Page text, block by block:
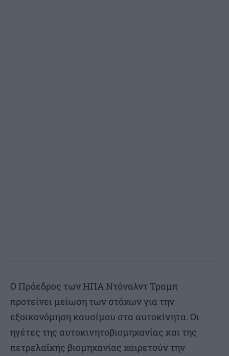
Ο Πρόεδρος των ΗΠΑ Ντόναλντ Τραμπ
προτείνει μείωση των στόχων για την
εξοικονόμηση καυσίμου στα αυτοκίνητα. Οι
ηγέτες της αυτοκινητοβιομηχανίας και της
πετρελαϊκής βιομηχανίας χαιρετούν την